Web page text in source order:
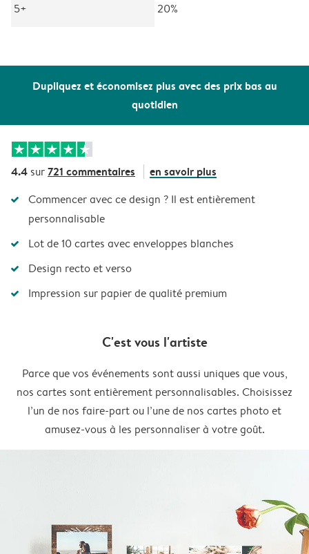
Dupliquez et économisez plus avec des prix bas au
quotidien
5+
20%
4.4 sur721 commentaires en savoir plus
Commencer avec ce design ? Il est entièrement
personnalisable
Lot de 10 cartes avec enveloppes blanches
Design recto et verso
Impression sur papier de qualité premium
C'est vous l'artiste
Parce que vos événements sont aussi uniques que vous,
nos cartes sont entièrement personnalisables. Choisissez
l’un de nos faire-part ou l’une de nos cartes photo et
amusez-vous à les personnaliser à votre goût.